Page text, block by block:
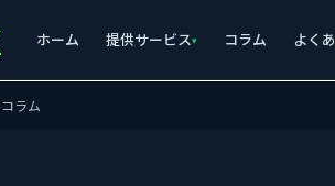
ホーム 提供サービス コラム よく
コラム